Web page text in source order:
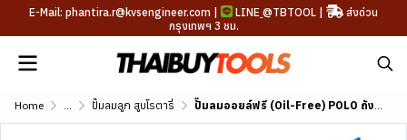
E-Mail: phantira.r@kvsengineer.com | LINE @TBTOOL |
ส่งด่วน
กรุงเทพฯ 3 ชม.
Home ... ปั๊มลมลูก สูบ โรตารี่ ปั๊มลมออยล์ฟรี (Oil-Free) POLO ถัง 50 ลิตร รุ่น OFS7501-50